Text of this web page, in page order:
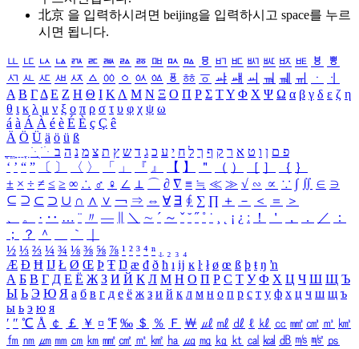
北京 을 입력하시려면 beijing을 입력하시고 space를 누르
시면 됩니다.
ㅥ ㅦ ㅧ ㅨ ㅩ ㅪ ㅫ ㅬ ㅭ ㅮ ㅯ ㅰ ㅱ ㅲ ㅳ ㅴ ㅵ ㅶ ㅷ ㅸ
ㅹ
ㅺ ㅻ ㅼ ㅽ ㅾ ㅿ ㆀ ㆁ ㆂ ㆃ ㆄ ㆅ ㆆ ㆇ ㆈ ㆉ ㆊ ㆋ ㆌ ㆍ
ㆎ
Α Β ΓΔ Ε Ζ Η Θ Ι ΚΛ Μ Ν Ξ Ο Π Ρ Σ ΤΥ Φ Χ Ψ Ω α β γ δ ε ζ η
θ ι κ λ μ ν ξ ο π ρ σ τ υ φ χ ψ ω
á à Á À é è É È ç Ç ê
Ä Ö Ü ä ö ü ß
ִֶֹ ֻּ ׁׂ פ ם ן ו ט א ר ק ף ך ל ח י ע כ ג ד ש ץ ת צ מ נ ה ב
‘ ’ “ ” 〔 〕 〈 〉 「 」 『 』 【 】 ＂ （ ） ［ ］ ｛ ｝
± × ÷ ≠ ≤ ≥ ∞ ∴ ♂ ♀ ∠ ⊥ ⌒ ∂ ∇ ≡ ≒ ≪ ≫ √ ∽ ∝ ∵ ∫ ∬ ∈ ∋
⊆ ⊇ ⊂ ⊃ ∪ ∩ ∧ ∨ ￢ ⇒ ⇔ ∀ ∃ ∮ ∑ ∏ ＋ － ＜ ＝
＞
、
。 · ‥ … ¨ 〃 ― ＼ ∼ ´ ～ ˇ ˘ ˝ ˚ ˙ ¸ ¡ ¿ ː ！ ＇ ， ． ／
：
；
？ ＾ ｀
½ ⅓ ⅔ ¼ ¾ ⅛ ⅜ ⅝ ⅞ ¹ ² ³ ⁴ ⁿ ₁ ₂ ₃ ₄
Æ Ð Ħ Ĳ Ł Ø Œ Þ Ŧ Ŋ æ đ ð ħ ı ĳ ĸ ŀ ł ø œ ß þ ŧ ŋ ŉ
А Б В Г Д Е Ё Ж З И Й К Л М Н О П Р С Т У Ф Х Ц Ч Ш Щ Ъ
Ы Ь Э Ю Я а б в г д е ё ж з и й к л м н о п р с т у ф х ц ч ш щ ъ
ы ь э ю я
′ ″ ℃ Å ￠ ￡ ￥ ¤ ℉ ‰ ＄ ％ Ｆ ￦ ㎕ ㎖ ㎗ ℓ ㎘ ㏄ ㎣ ㎤ ㎥ ㎦
㎙ ㎚ ㎛ ㎜ ㎝ ㎞ ㎟ ㎠ ㎡ ㎢ ㏊ ㎍ ㎎ ㎏ ㏏ ㎈ ㎉ ㏈ ㎧ ㎨ ㎰